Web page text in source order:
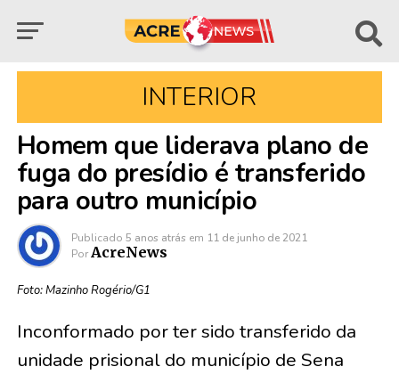
INTERIOR
Homem que liderava plano de
fuga do presídio é transferido
para outro município
Publicado 5 anos atrás em 11 de junho de 2021
Por AcreNews
Foto: Mazinho Rogério/G1
Inconformado por ter sido transferido da
unidade prisional do município de Sena